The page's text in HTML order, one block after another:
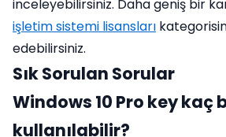
inceleyebilirsiniz. Daha geniş bir
işletim sistemi lisansları
edebilirsiniz.
Sık Sorulan Sorular
Windows 10 Pro key
kullanılabilir?